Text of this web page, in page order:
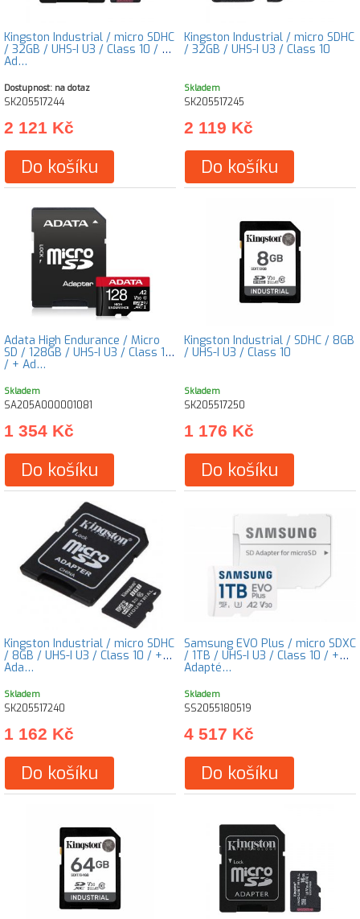
Kingston Industrial / micro SDHC
/ 32GB / UHS-I U3 / Class 10 / +
Ad…
Dostupnost: na dotaz
SK205517244
2 121 Kč
Do košíku
Kingston Industrial / micro SDHC
/ 32GB / UHS-I U3 / Class 10
Skladem
SK205517245
2 119 Kč
Do košíku
Adata High Endurance / Micro
SD / 128GB / UHS-I U3 / Class 10
/ + Ad…
Skladem
SA205A000001081
1 354 Kč
Do košíku
Kingston Industrial / SDHC / 8GB
/ UHS-I U3 / Class 10
Skladem
SK205517250
1 176 Kč
Do košíku
Kingston Industrial / micro SDHC
/ 8GB / UHS-I U3 / Class 10 / +
Ada…
Skladem
SK205517240
1 162 Kč
Do košíku
Samsung EVO Plus / micro SDXC
/ 1TB / UHS-I U3 / Class 10 / +
Adapté…
Skladem
SS2055180519
4 517 Kč
Do košíku